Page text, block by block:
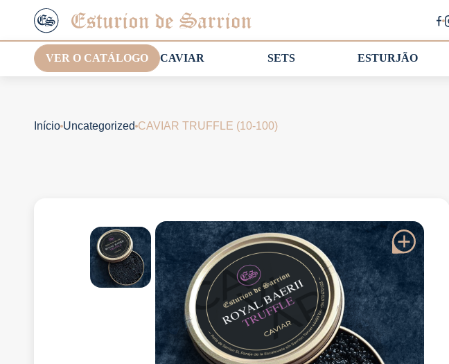
VER O CATÁLOGO CAVIAR SETS ESTURJÃO
Início Uncategorized CAVIAR TRUFFLE (10-100)